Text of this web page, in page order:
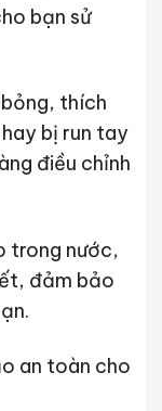
bạn sử
thích
bị run tay
điều chỉnh
trong nước,
đảm bảo
an toàn cho